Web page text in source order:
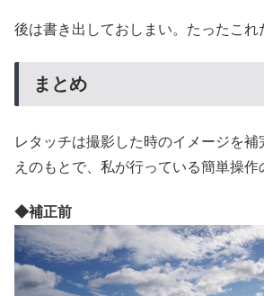
後は書き出しておしまい。たったこれ
まとめ
レタッチは撮影した時のイメージを
えのもとで、私が行っている簡単操作
◆補正前